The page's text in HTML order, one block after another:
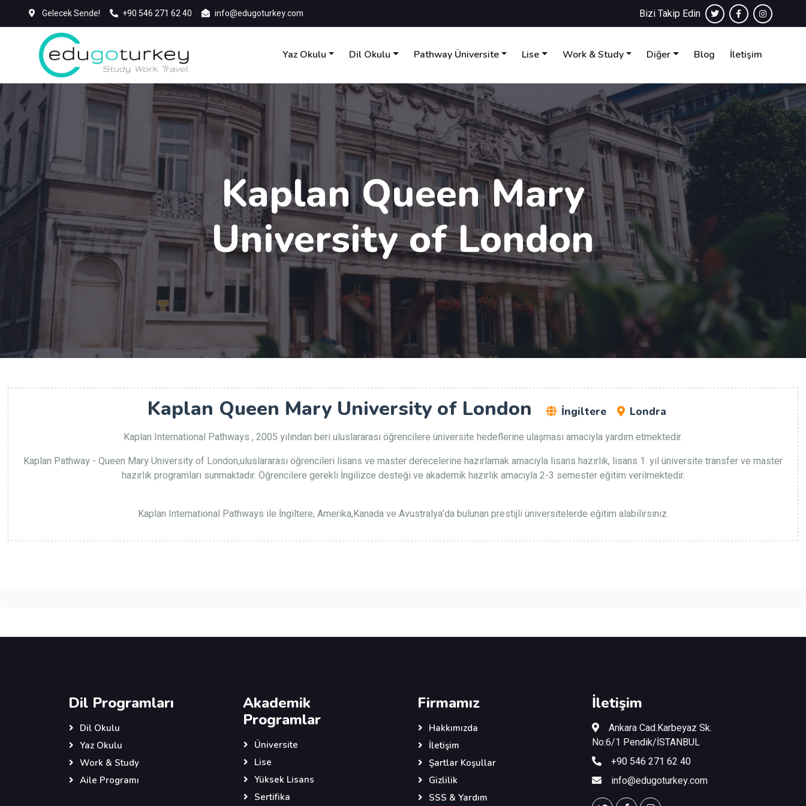
Gelecek Sende! +90 546 271 62 40 info@edugoturkey.com Bizi Takip Edin
Yaz Okulu Dil Okulu Pathway Üniversite Lise Work & Study Diğer Blog İletişim
Kaplan Queen Mary
University of London
Kaplan Queen Mary University of London İngiltere
Londra
Kaplan International Pathways , 2005 yılından beri uluslararası öğrencilere üniversite hedeflerine ulaşması amacıyla yardım etmektedir.
Kaplan Pathway - Queen Mary University of London,uluslararası öğrencileri lisans ve master derecelerine hazırlamak amacıyla lisans hazırlık, lisans 1. yıl üniversite transfer ve master
hazırlık programları sunmaktadır. Öğrencilere gerekli İngilizce desteği ve akademik hazırlık amacıyla 2-3 semester eğitim verilmektedir.
Kaplan International Pathways ile İngiltere, Amerika,Kanada ve Avustralya’da bulunan prestijli üniversitelerde eğitim alabilirsiniz.
Dil Programları
Dil Okulu
Yaz Okulu
Work & Study
Aile Programı
Akademik
Programlar
Üniversite
Lise
Yüksek Lisans
Sertifika
Firmamız
Hakkımızda
İletişim
Şartlar Koşullar
Gizlilik
SSS & Yardım
İletişim
Ankara Cad.Karbeyaz Sk.
No:6/1 Pendik/İSTANBUL
+90 546 271 62 40
info@edugoturkey.com